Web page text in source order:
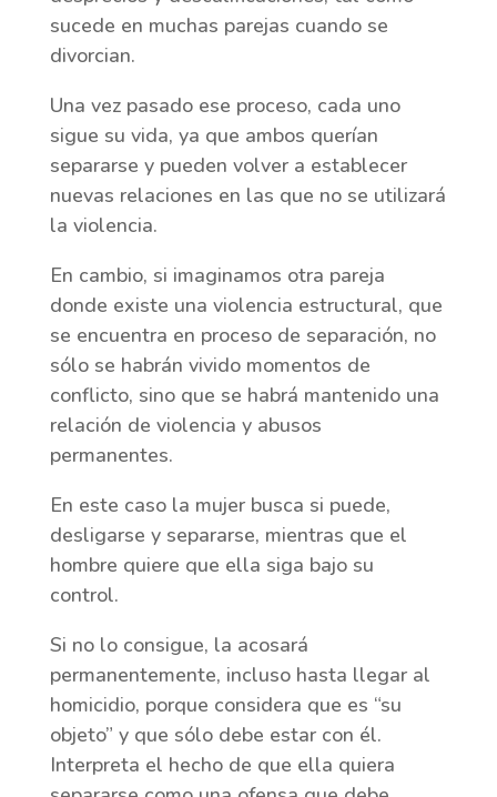
sucede en muchas parejas cuando se
divorcian.
Una vez pasado ese proceso, cada uno
sigue su vida, ya que ambos querían
separarse y pueden volver a establecer
nuevas relaciones en las que no se utilizará
la violencia.
En cambio, si imaginamos otra pareja
donde existe una violencia estructural, que
se encuentra en proceso de separación, no
sólo se habrán vivido momentos de
conflicto, sino que se habrá mantenido una
relación de violencia y abusos
permanentes.
En este caso la mujer busca si puede,
desligarse y separarse, mientras que el
hombre quiere que ella siga bajo su
control.
Si no lo consigue, la acosará
permanentemente, incluso hasta llegar al
homicidio, porque considera que es “su
objeto” y que sólo debe estar con él.
Interpreta el hecho de que ella quiera